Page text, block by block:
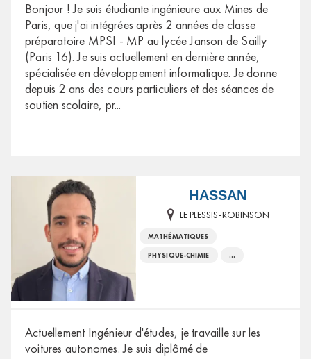
Bonjour ! Je suis étudiante ingénieure aux Mines de
Paris, que j'ai intégrées après 2 années de classe
préparatoire MPSI - MP au lycée Janson de Sailly
(Paris 16). Je suis actuellement en dernière année,
spécialisée en développement informatique. Je donne
depuis 2 ans des cours particuliers et des séances de
soutien scolaire, pr...
HASSAN
LE PLESSIS-ROBINSON
MATHÉMATIQUES
PHYSIQUE-CHIMIE ...
Actuellement Ingénieur d'études, je travaille sur les
voitures autonomes. Je suis diplômé de